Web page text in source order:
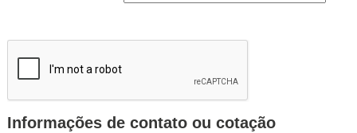
Informações de contato ou cotação